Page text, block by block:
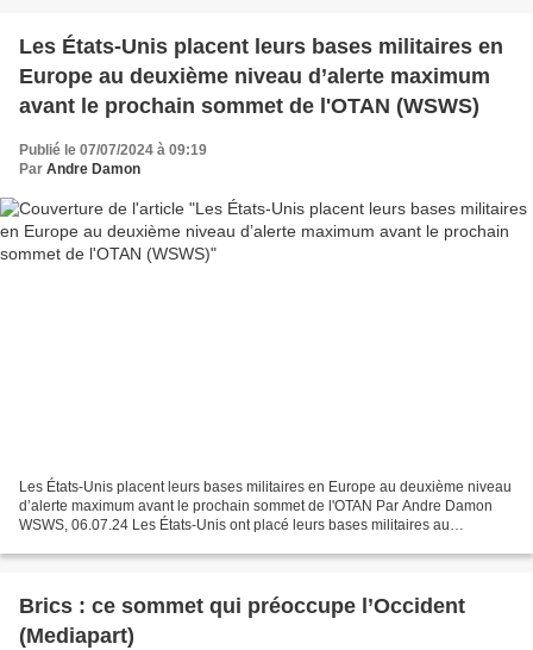
Les États-Unis placent leurs bases militaires en
Europe au deuxième niveau d’alerte maximum
avant le prochain sommet de l'OTAN (WSWS)
Publié le 07/07/2024 à 09:19
Par Andre Damon
Les États-Unis placent leurs bases militaires en Europe au deuxième niveau
d’alerte maximum avant le prochain sommet de l'OTAN Par Andre Damon
WSWS, 06.07.24 Les États-Unis ont placé leurs bases militaires au
Brics : ce sommet qui préoccupe l’Occident
(Mediapart)